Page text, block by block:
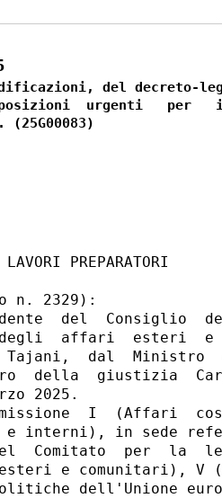
del decreto-
urgenti   per
LAVORI PREPARATORI
n. 2329):
del  Consiglio
affari  esteri  e
Tajani,  dal  Ministro
della  giustizia
2025.
I  (Affari
e interni), in sede
Comitato  per  la
e comunitari), V
dell'Unione